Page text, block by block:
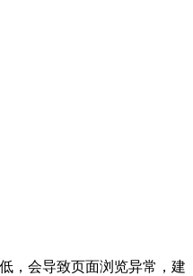
，会导致页面浏览异常，建